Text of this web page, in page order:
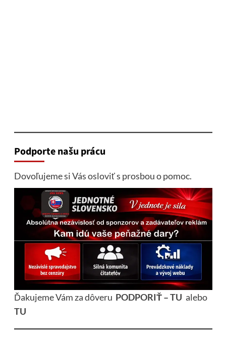
Podporte našu prácu
Dovoľujeme si Vás osloviť s prosbou o pomoc.
Ďakujeme Vám za dôveru PODPORIŤ – TU alebo
TU